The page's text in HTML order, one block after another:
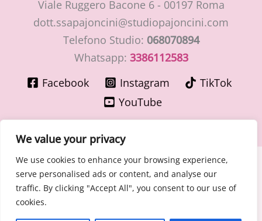
We value your privacy
We use cookies to enhance your browsing experience,
serve personalised ads or content, and analyse our
traffic. By clicking "Accept All", you consent to our use of
cookies.
Viale Ruggero Bacone 6 - 00197 Roma
dott.ssapajoncini@studiopajoncini.com
Telefono Studio: 068070894
Whatsapp: 3386112583
Facebook
Instagram
TikTok
YouTube
Copyright © 2026 LaMiaGinecologa.com - Dott.ssa Cinzia
Pajoncini - Specialista in Ostetricia e Ginecologia
P.IVA 15400091003 – n° Ordine Medici di Roma 30776 del